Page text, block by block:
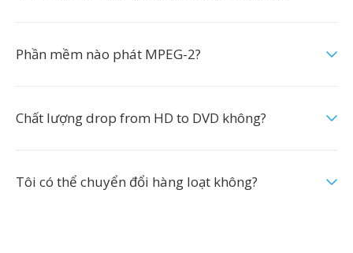
Phần mềm nào phát MPEG-2?
Chất lượng drop from HD to DVD không?
Tôi có thể chuyển đổi hàng loạt không?